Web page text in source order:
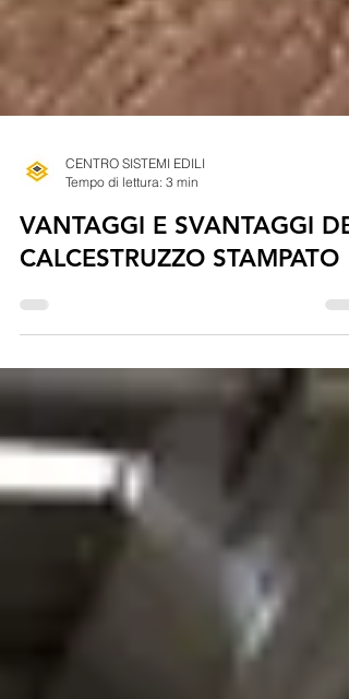
Tempo di lettura: 3 min
VANTAGGI E SVANTAGGI
CALCESTRUZZO STAMPATO